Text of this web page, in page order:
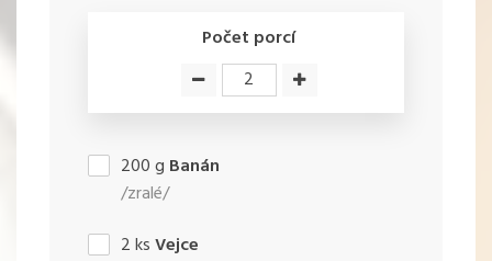
Počet porcí
200g Banán
/zralé/
2ksVejce